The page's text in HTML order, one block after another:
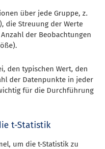
über jede Gruppe, z.
die Streuung der Werte
der Beobachtungen
den typischen Wert, den
der Datenpunkte in jeder
für die Durchführung
t-Statistik
um die t-Statistik zu